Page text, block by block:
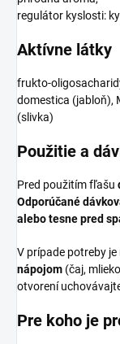
regulátor kyslosti:
Aktívne látky
frukto-
domestica (jabloň),
(slivka)
Použitie a
Pred použitím fľašu
Odporúčané
alebo tesne pred
V prípade potreby
nápojom (čaj,
otvorení
Pre koho je